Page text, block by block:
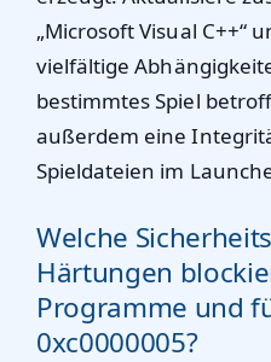
„Microsoft Visual C++“
vielfältige
bestimmtes Spiel
außerdem eine
Spieldateien im
Welche
Härtungen
Programme und
0xc0000005?